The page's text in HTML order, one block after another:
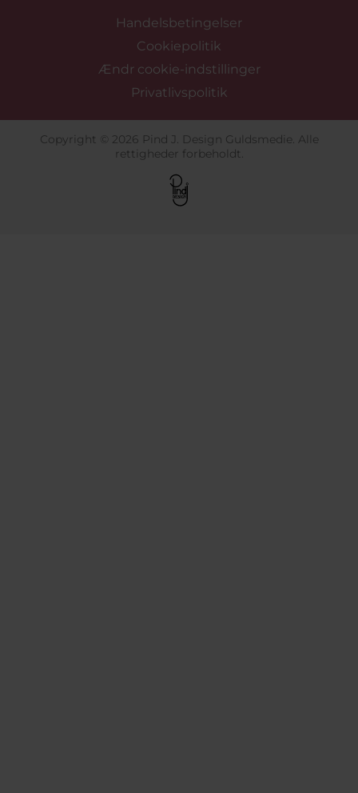
Handelsbetingelser
Cookiepolitik
Ændr cookie-indstillinger
Privatlivspolitik
Copyright © 2026 Pind J. Design Guldsmedie. Alle
rettigheder forbeholdt.